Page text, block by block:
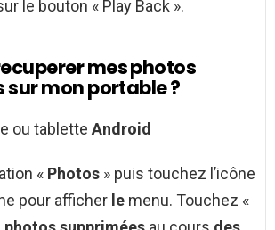
le bouton « Play Back ».
mes photos
sur mon portable ?
ou tablette Android
« Photos » puis touchez l’icône
pour afficher le menu. Touchez «